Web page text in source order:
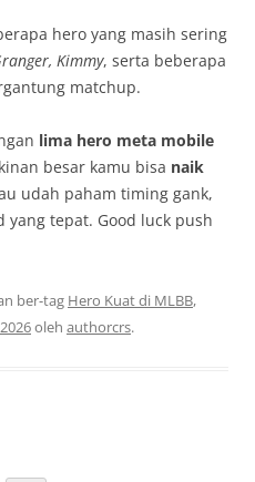
hero yang masih sering
Kimmy, serta beberapa
matchup.
lima hero meta mobile
besar kamu bisa naik
udah paham timing gank,
tepat. Good luck push
ber-tag Hero Kuat di MLBB,
oleh authorcrs.